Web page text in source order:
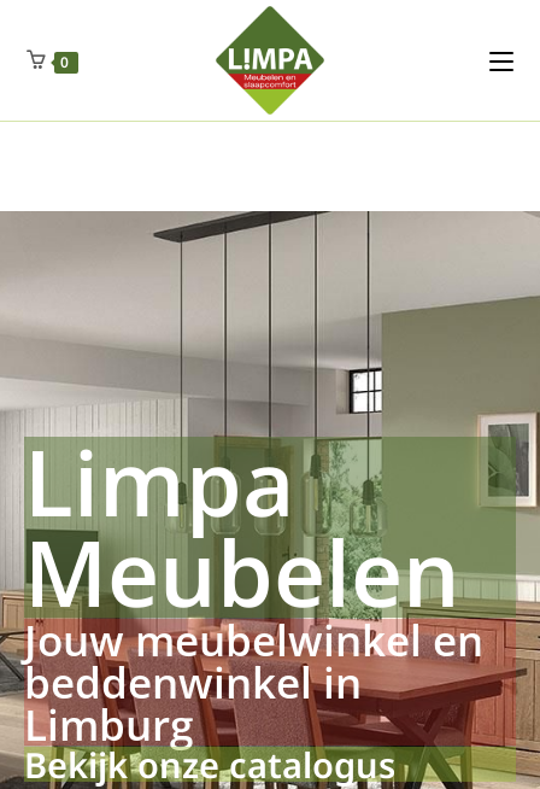
Regenschut
Drueckerpro
Fettsauren Dekemax Kapselmed
Luftkuhlen Zauberfan Netzfenste Insektensc
0
Limpa
Meubelen
Jouw meubelwinkel en
beddenwinkel in
Limburg
Bekijk onze catalogus